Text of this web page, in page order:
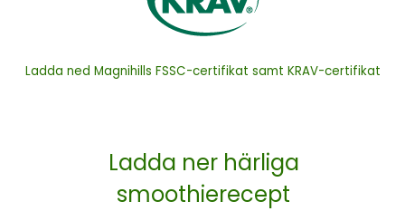
Ladda ned Magnihills FSSC-certifikat samt KRAV-certifikat
Ladda ner härliga
smoothierecept